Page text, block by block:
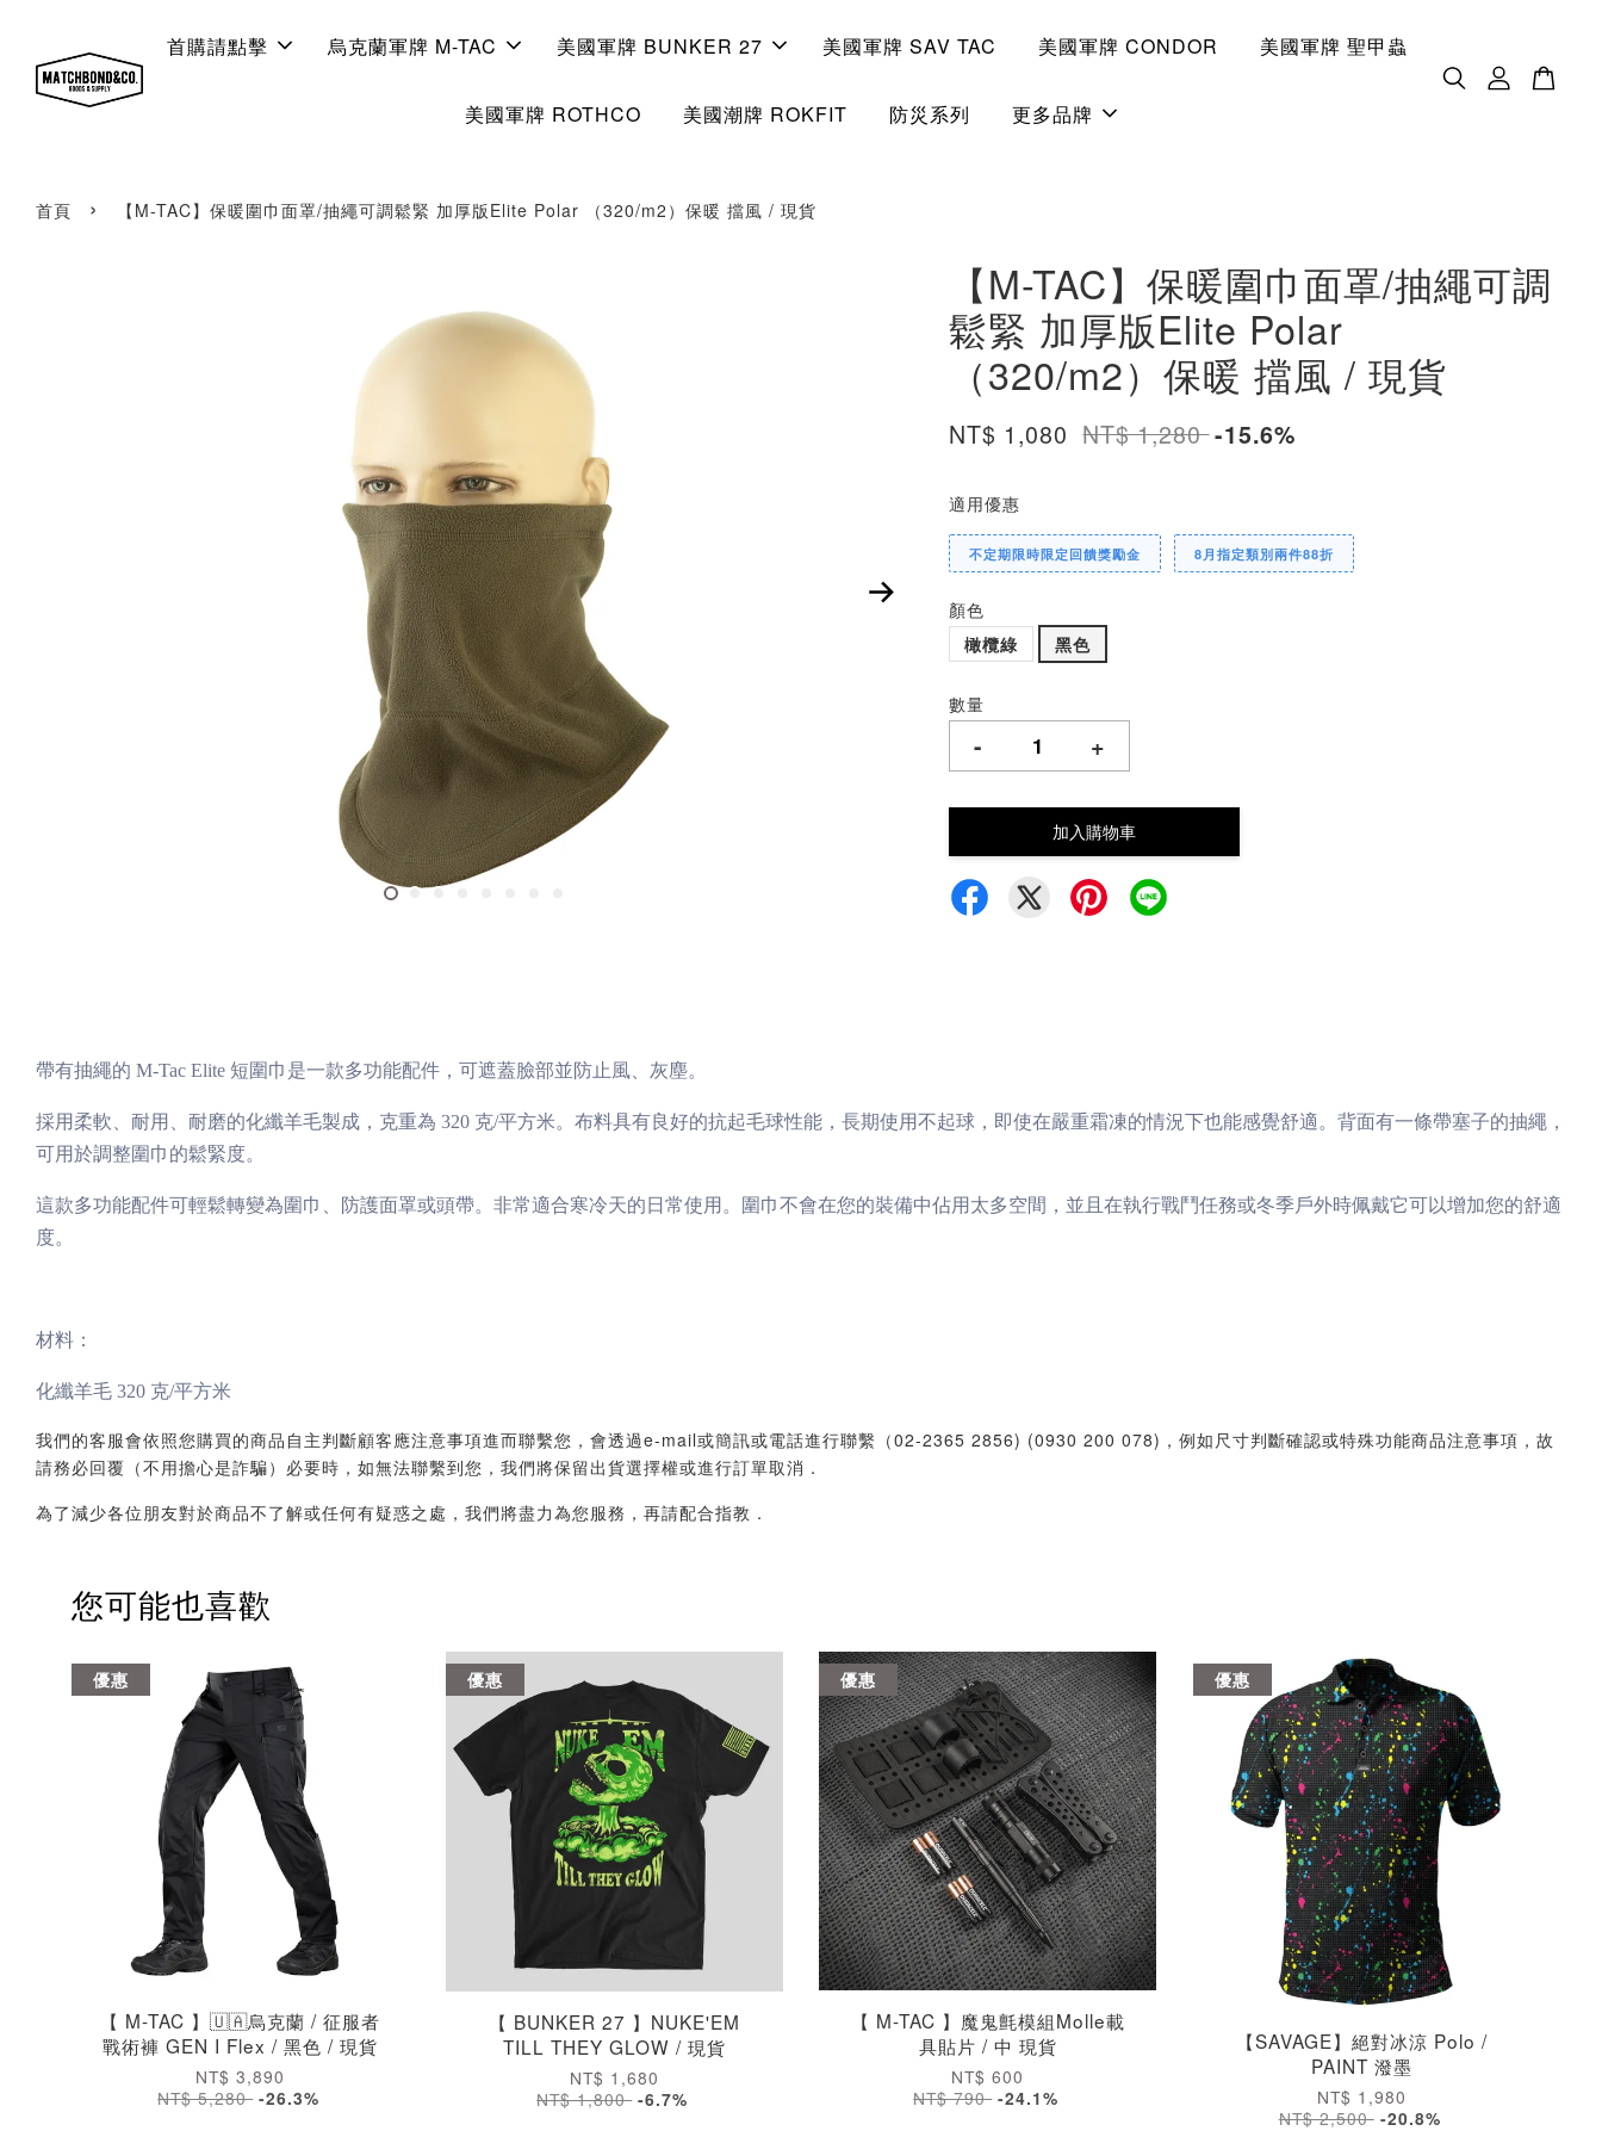
首購請點擊 烏克蘭軍牌 M-TAC 美國軍牌 BUNKER 27 美國軍牌 SAV TAC 美國軍牌 CONDOR 美國軍牌 聖甲蟲
美國軍牌 ROTHCO 美國潮牌 ROKFIT 防災系列 更多品牌
首頁 › 【M-TAC】保暖圍巾面罩/抽繩可調鬆緊 加厚版Elite Polar （320/m2）保暖 擋風 / 現貨
【M-TAC】保暖圍巾面罩/抽繩可調
鬆緊 加厚版Elite Polar
（320/m2）保暖 擋風 / 現貨
NT$ 1,080 NT$ 1,280-15.6%
適用優惠
不定期限時限定回饋獎勵金 8月指定類別兩件88折
顏色
橄欖綠
黑色
數量
- +
加入購物車
帶有抽繩的 M-Tac Elite 短圍巾是一款多功能配件，可遮蓋臉部並防止風、灰塵。
採用柔軟、耐用、耐磨的化纖羊毛製成，克重為 320 克/平方米。布料具有良好的抗起毛球性能，長期使用不起球，即使在嚴重霜凍的情況下也能感覺舒適。背面有一條帶塞子的抽繩，
可用於調整圍巾的鬆緊度。
這款多功能配件可輕鬆轉變為圍巾、防護面罩或頭帶。非常適合寒冷天的日常使用。圍巾不會在您的裝備中佔用太多空間，並且在執行戰鬥任務或冬季戶外時佩戴它可以增加您的舒適
度。
材料：
化纖羊毛 320 克/平方米
我們的客服會依照您購買的商品自主判斷顧客應注意事項進而聯繫您，會透過e-mail或簡訊或電話進行聯繫（02-2365 2856) (0930 200 078)，例如尺寸判斷確認或特殊功能商品注意事項，故
請務必回覆（不用擔心是詐騙）必要時，如無法聯繫到您，我們將保留出貨選擇權或進行訂單取消．
為了減少各位朋友對於商品不了解或任何有疑惑之處，我們將盡力為您服務，再請配合指教．
您可能也喜歡
優惠
【 M-TAC 】🇺🇦烏克蘭 / 征服者
戰術褲 GEN I Flex / 黑色 / 現貨
NT$ 3,890
NT$ 5,280 -26.3%
優惠
【 BUNKER 27 】NUKE'EM
TILL THEY GLOW / 現貨
NT$ 1,680
NT$ 1,800 -6.7%
優惠
【 M-TAC 】魔鬼氈模組Molle載
具貼片 / 中 現貨
NT$ 600
NT$ 790 -24.1%
優惠
【SAVAGE】絕對冰涼 Polo /
PAINT 潑墨
NT$ 1,980
NT$ 2,500 -20.8%